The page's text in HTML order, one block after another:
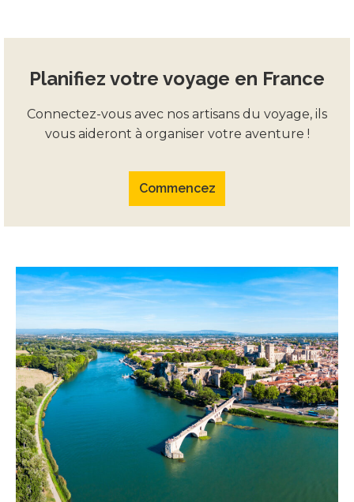
Planifiez votre voyage en France
Connectez-vous avec nos artisans du voyage, ils
vous aideront à organiser votre aventure !
Commencez